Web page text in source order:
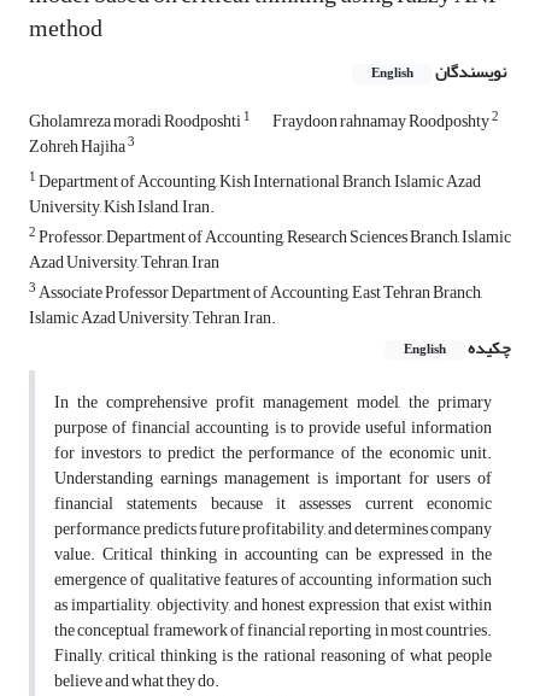
method
نویسندگان English
Gholamreza moradi Roodposhti1 Fraydoon rahnamay Roodposhty2
Zohreh Hajiha3
1Department of Accounting, Kish International Branch, Islamic Azad
University, Kish Island, Iran.
2Professor, Department of Accounting, Research Sciences Branch, Islamic
Azad University, Tehran, Iran
3Associate Professor Department of Accounting, East Tehran Branch,
Islamic Azad University, Tehran, Iran.
چکیده
English
In the comprehensive profit management model, the primary
purpose of financial accounting is to provide useful information
for investors to predict the performance of the economic unit.
Understanding earnings management is important for users of
financial statements because it assesses current economic
performance, predicts future profitability, and determines company
value. Critical thinking in accounting can be expressed in the
emergence of qualitative features of accounting information such
as impartiality, objectivity, and honest expression that exist within
the conceptual framework of financial reporting in most countries.
Finally, critical thinking is the rational reasoning of what people
believe and what they do.